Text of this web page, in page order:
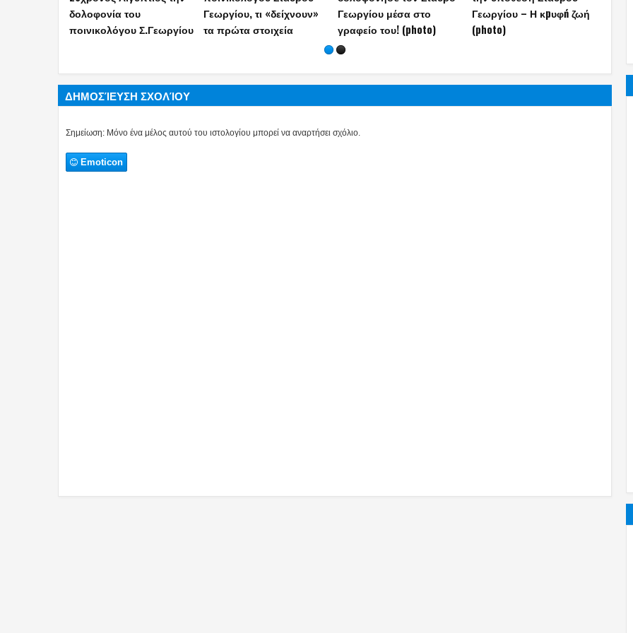
δολοφονία του
ποινικολόγου Σ.Γεωργίου
Γεωργίου, τι «δείχνουν»
τα πρώτα στοιχεία
Γεωργίου μέσα στο
γραφείο του! (photo)
Γεωργίου – Η κpυφń ζωή
(photo)
ΔΗΜΟΣΊΕΥΣΗ ΣΧΟΛΊΟΥ
Σημείωση: Μόνο ένα μέλος αυτού του ιστολογίου μπορεί να αναρτήσει σχόλιο.
Emoticon